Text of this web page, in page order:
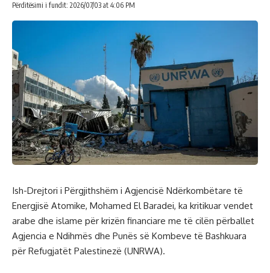
Përditësimi i fundit: 2026/07/03 at 4:06 PM
Ish-Drejtori i Përgjithshëm i Agjencisë Ndërkombëtare të
Energjisë Atomike, Mohamed El Baradei, ka kritikuar vendet
arabe dhe islame për krizën financiare me të cilën përballet
Agjencia e Ndihmës dhe Punës së Kombeve të Bashkuara
për Refugjatët Palestinezë (UNRWA).